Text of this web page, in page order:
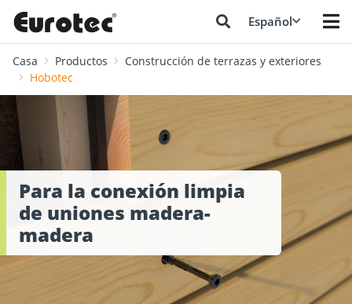
Español
Casa Productos
Construcción de terrazas y exteriores
Hobotec
Para la conexión limpia
de uniones madera-
madera